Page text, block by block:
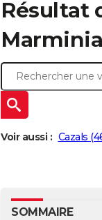
Résultat
Voir aussi : Cazals
SOMMAIRE